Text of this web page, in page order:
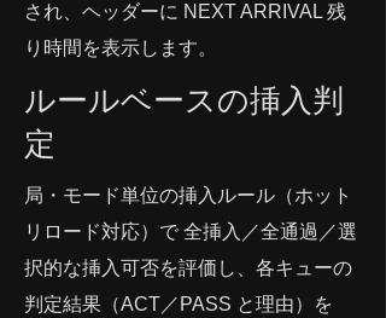
され、ヘッダーに NEXT ARRIVAL 残
り時間を表示します。
ルールベースの挿入判
定
局・モード単位の挿入ルール（ホット
リロード対応）で 全挿入／全通過／選
択的な挿入可否を評価し、各キューの
判定結果（ACT／PASS と理由）を